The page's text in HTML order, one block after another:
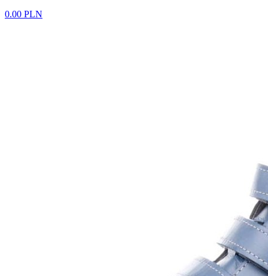
0.00 PLN